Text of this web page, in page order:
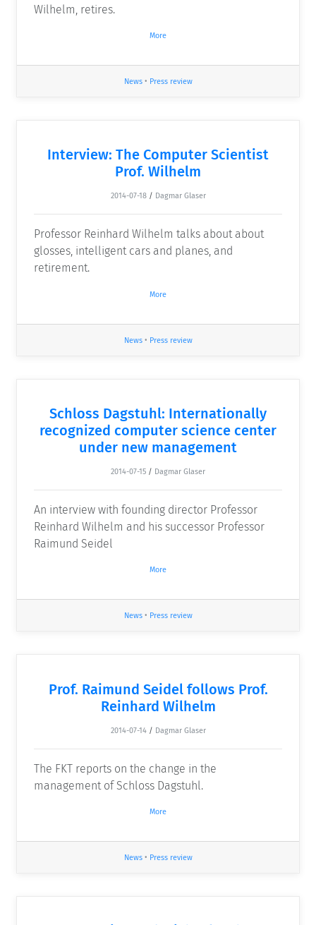
Wilhelm, retires.
More
News• Press review
Interview: The Computer Scientist
Prof. Wilhelm
2014-07-18 / Dagmar Glaser
Professor Reinhard Wilhelm talks about about
glosses, intelligent cars and planes, and
retirement.
More
News• Press review
Schloss Dagstuhl: Internationally
recognized computer science center
under new management
2014-07-15 / Dagmar Glaser
An interview with founding director Professor
Reinhard Wilhelm and his successor Professor
Raimund Seidel
More
News• Press review
Prof. Raimund Seidel follows Prof.
Reinhard Wilhelm
2014-07-14 / Dagmar Glaser
The FKT reports on the change in the
management of Schloss Dagstuhl.
More
News• Press review